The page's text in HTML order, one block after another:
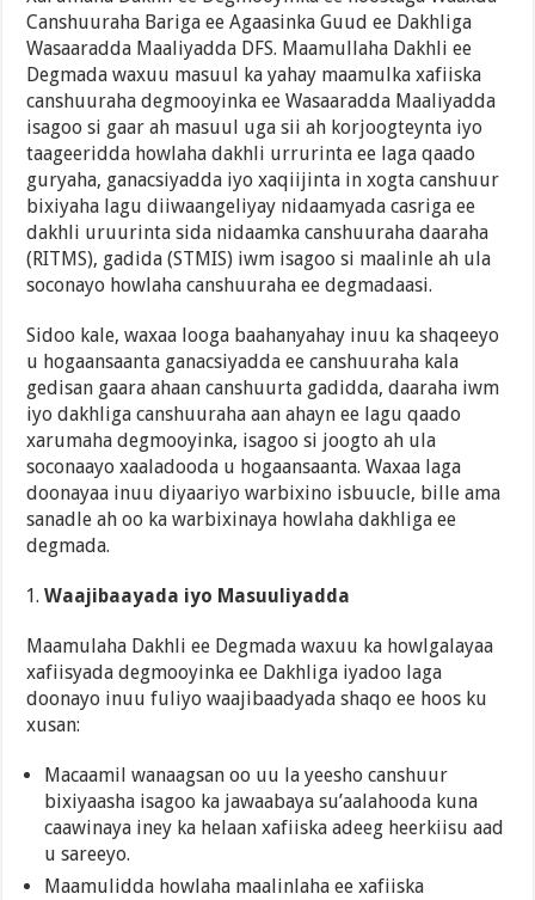
Canshuuraha Bariga ee Agaasinka Guud ee Dakhliga
Wasaaradda Maaliyadda DFS. Maamullaha Dakhli ee
Degmada waxuu masuul ka yahay maamulka xafiiska
canshuuraha degmooyinka ee Wasaaradda Maaliyadda
isagoo si gaar ah masuul uga sii ah korjoogteynta iyo
taageeridda howlaha dakhli urrurinta ee laga qaado
guryaha, ganacsiyadda iyo xaqiijinta in xogta canshuur
bixiyaha lagu diiwaangeliyay nidaamyada casriga ee
dakhli uruurinta sida nidaamka canshuuraha daaraha
(RITMS), gadida (STMIS) iwm isagoo si maalinle ah ula
soconayo howlaha canshuuraha ee degmadaasi.
Sidoo kale, waxaa looga baahanyahay inuu ka shaqeeyo
u hogaansaanta ganacsiyadda ee canshuuraha kala
gedisan gaara ahaan canshuurta gadidda, daaraha iwm
iyo dakhliga canshuuraha aan ahayn ee lagu qaado
xarumaha degmooyinka, isagoo si joogto ah ula
soconaayo xaaladooda u hogaansaanta. Waxaa laga
doonayaa inuu diyaariyo warbixino isbuucle, bille ama
sanadle ah oo ka warbixinaya howlaha dakhliga ee
degmada.
Waajibaayada iyo Masuuliyadda
Maamulaha Dakhli ee Degmada waxuu ka howlgalayaa
xafiisyada degmooyinka ee Dakhliga iyadoo laga
doonayo inuu fuliyo waajibaadyada shaqo ee hoos ku
xusan:
Macaamil wanaagsan oo uu la yeesho canshuur
bixiyaasha isagoo ka jawaabaya su’aalahooda kuna
caawinaya iney ka helaan xafiiska adeeg heerkiisu aad
u sareeyo.
Maamulidda howlaha maalinlaha ee xafiiska